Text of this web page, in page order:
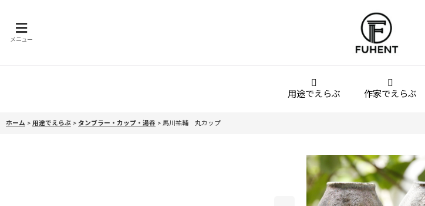
メニュー
用途でえらぶ 作家でえらぶ
ホーム > 用途でえらぶ > タンブラー・カップ・湯呑 > 馬川祐輔 丸カップ